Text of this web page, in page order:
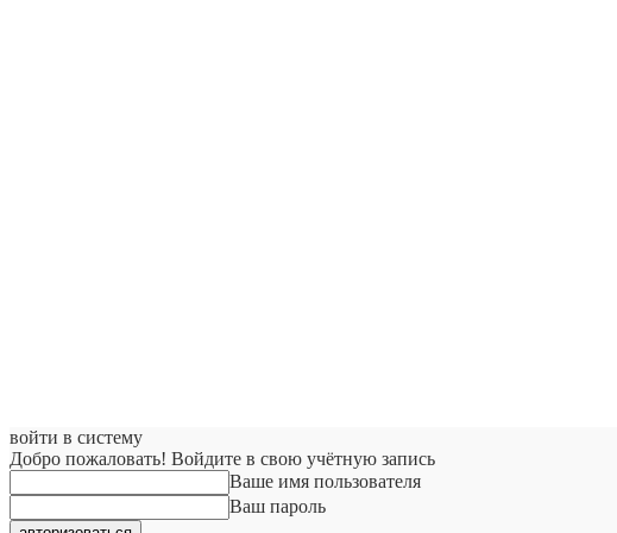
войти в систему
Добро пожаловать! Войдите в свою учётную запись
Ваше имя пользователя
Ваш пароль